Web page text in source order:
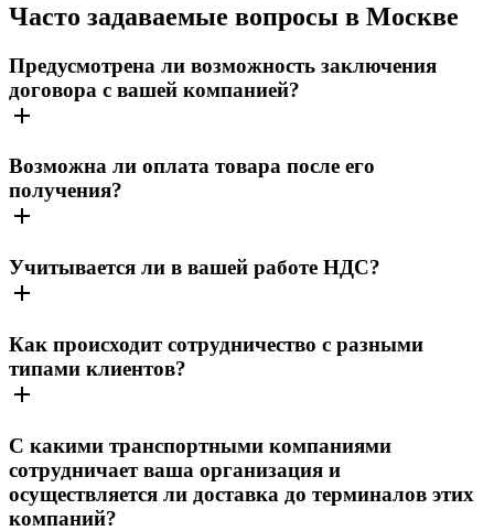
Часто задаваемые вопросы в Москве
Предусмотрена ли возможность заключения
договора с вашей компанией?
Возможна ли оплата товара после его
получения?
Учитывается ли в вашей работе НДС?
Как происходит сотрудничество с разными
типами клиентов?
С какими транспортными компаниями
сотрудничает ваша организация и
осуществляется ли доставка до терминалов этих
компаний?